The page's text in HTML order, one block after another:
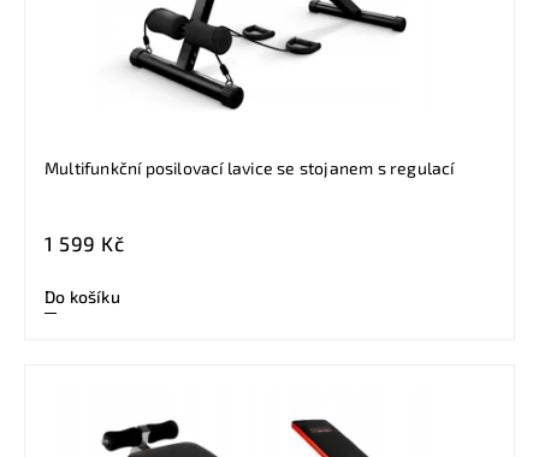
Multifunkční posilovací lavice se stojanem s regulací
1 599 Kč
Do košíku